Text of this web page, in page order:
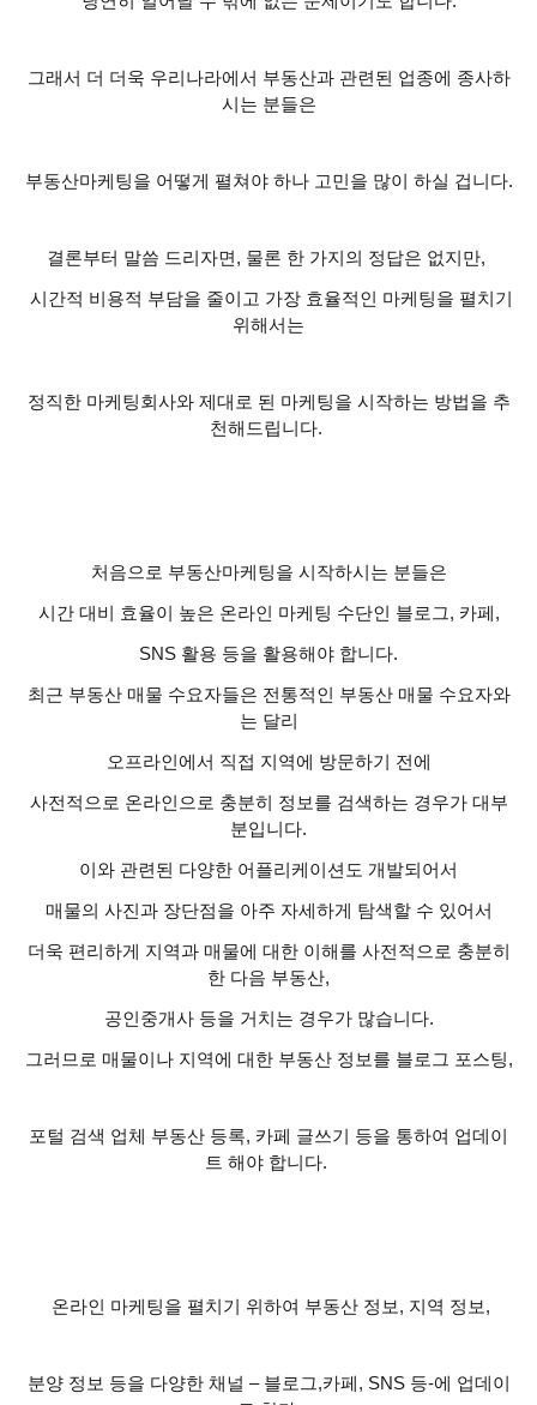
그래서 더 더욱 우리나라에서 부동산과 관련된 업종에 종사하
시는 분들은
부동산마케팅을 어떻게 펼쳐야 하나 고민을 많이 하실 겁니다.
결론부터 말씀 드리자면 , 물론 한 가지의 정답은 없지만,
시간적 비용적 부담을 줄이고 가장 효율적인 마케팅을 펼치기
위해서는
정직한 마케팅회사와 제대로 된 마케팅을 시작하는 방법을 추
천해드립니다.
처음으로 부동산마케팅을 시작하시는 분들은
시간 대비 효율이 높은 온라인 마케팅 수단인 블로그, 카페 ,
SNS 활용 등을 활용해야 합니다.
최근 부동산 매물 수요자들은 전통적인 부동산 매물 수요자와
는 달리
오프라인에서 직접 지역에 방문하기 전에
사전적으로 온라인으로 충분히 정보를 검색하는 경우가 대부
분입니다.
이와 관련된 다양한 어플리케이션도 개발되어서
매물의 사진과 장단점을 아주 자세하게 탐색할 수 있어서
더욱 편리하게 지역과 매물에 대한 이해를 사전적으로 충분히
한 다음 부동산,
공인중개사 등을 거치는 경우가 많습니다.
그러므로 매물이나 지역에 대한 부동산 정보를 블로그 포스팅,
포털 검색 업체 부동산 등록, 카페 글쓰기 등을 통하여 업데이
트 해야 합니다.
온라인 마케팅을 펼치기 위하여 부동산 정보, 지역 정보,
분양 정보 등을 다양한 채널 – 블로그,카페 , SNS 등-에 업데이